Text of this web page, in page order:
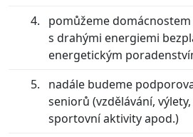
pomůžeme
s drahými energiemi
energetickým
nadále budeme
seniorů (vzdělávání,
sportovní aktivity apod.)